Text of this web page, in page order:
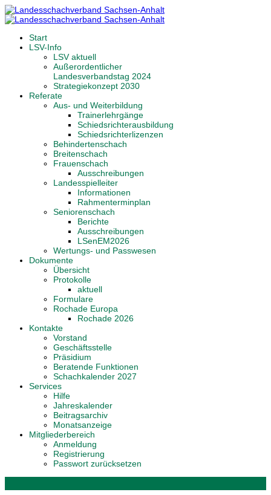
Start
LSV-Info
LSV aktuell
Außerordentlicher
Landesverbandstag 2024
Strategiekonzept 2030
Referate
Aus- und Weiterbildung
Trainerlehrgänge
Schiedsrichterausbildung
Schiedsrichterlizenzen
Behindertenschach
Breitenschach
Frauenschach
Ausschreibungen
Landesspielleiter
Informationen
Rahmenterminplan
Seniorenschach
Berichte
Ausschreibungen
LSenEM2026
Wertungs- und Passwesen
Dokumente
Übersicht
Protokolle
aktuell
Formulare
Rochade Europa
Rochade 2026
Kontakte
Vorstand
Geschäftsstelle
Präsidium
Beratende Funktionen
Schachkalender 2027
Services
Hilfe
Jahreskalender
Beitragsarchiv
Monatsanzeige
Mitgliederbereich
Anmeldung
Registrierung
Passwort zurücksetzen